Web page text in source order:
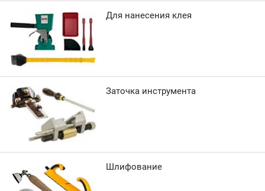
Для нанесения клея
Заточка инструмента
Шлифование